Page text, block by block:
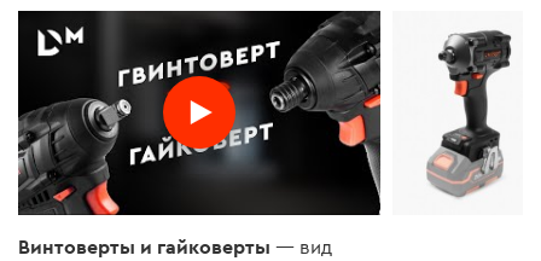
Винтоверты и гайковерты — вид